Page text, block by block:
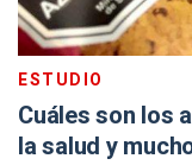
ESTUDIO
Cuáles son los
la salud y